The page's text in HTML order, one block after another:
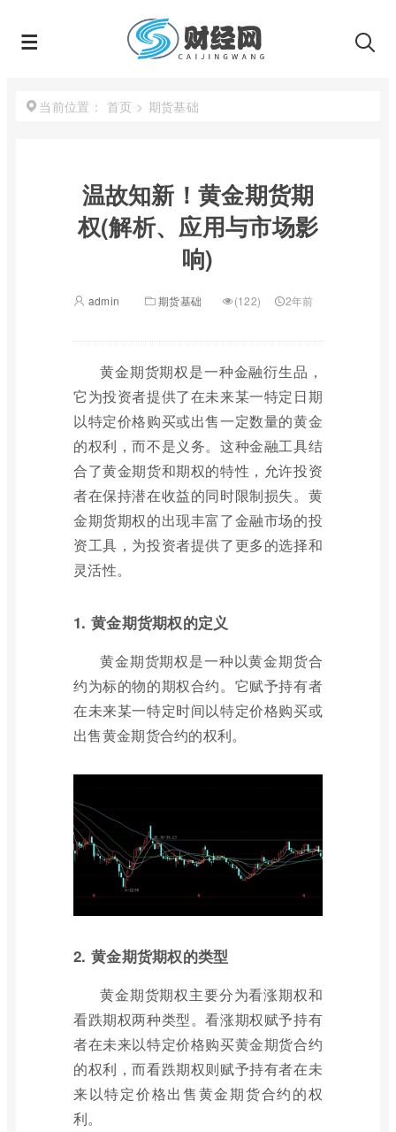
当前位置： 首页 > 期货基础
温故知新！黄金期货期
权(解析、应用与市场影
响)
admin 期货基础 (122) 2年前
黄金期货期权是一种金融衍生品，
它为投资者提供了在未来某一特定日期
以特定价格购买或出售一定数量的黄金
的权利，而不是义务。这种金融工具结
合了黄金期货和期权的特性，允许投资
者在保持潜在收益的同时限制损失。黄
金期货期权的出现丰富了金融市场的投
资工具，为投资者提供了更多的选择和
灵活性。
1. 黄金期货期权的定义
黄金期货期权是一种以黄金期货合
约为标的物的期权合约。它赋予持有者
在未来某一特定时间以特定价格购买或
出售黄金期货合约的权利。
2. 黄金期货期权的类型
黄金期货期权主要分为看涨期权和
看跌期权两种类型。看涨期权赋予持有
者在未来以特定价格购买黄金期货合约
的权利，而看跌期权则赋予持有者在未
来以特定价格出售黄金期货合约的权
利。